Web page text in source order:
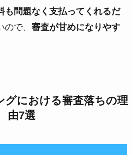
も問題なく支払ってくれるだ
で、 審査が甘めになりやす
グにおける審査落ちの理
由7選